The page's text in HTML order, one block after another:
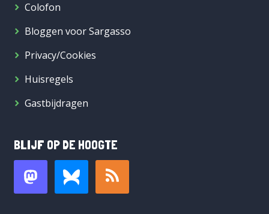
Colofon
Bloggen voor Sargasso
Privacy/Cookies
Huisregels
Gastbijdragen
BLIJF OP DE HOOGTE